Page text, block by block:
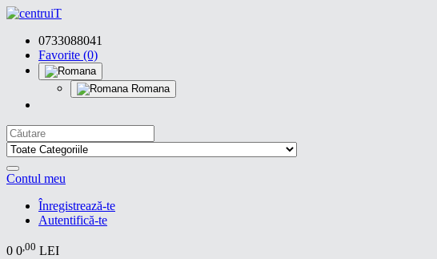
0733088041
Favorite (0)
Romana
Contul meu
Înregistrează-te
Autentifică-te
0 0,00 LEI